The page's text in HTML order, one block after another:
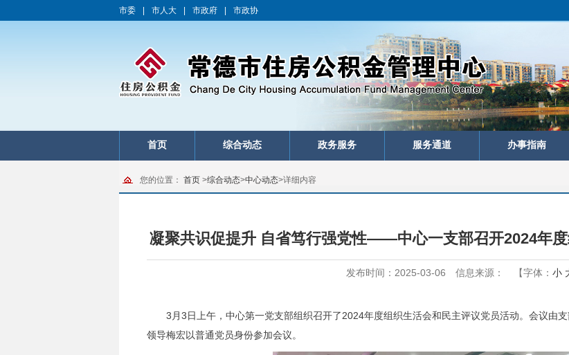
市委 市人大 市政府 市政协
首页 综合动态 政务服务 服务通道 办事指南
您的位置： 首页 >综合动态>中心动态>详细内容
凝聚共识促提升 自省笃行强党性——中心一支部召开2024年
发布时间：2025-03-06 信息来源： 【字体： 小
3月3日上午，中心第一党支部组织召开了2024年度组织生活会和民主评议党员活动。会议由
领导梅宏以普通党员身份参加会议。